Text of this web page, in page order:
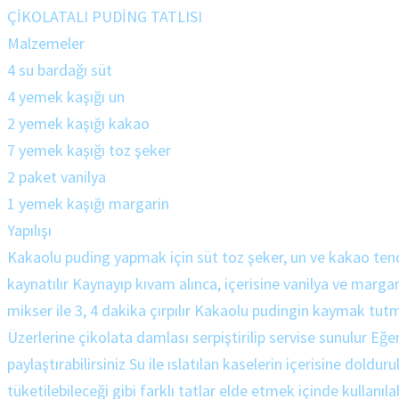
ÇİKOLATALI PUDİNG TATLISI
Malzemeler
4 su bardağı süt
4 yemek kaşığı un
2 yemek kaşığı kakao
7 yemek kaşığı toz şeker
2 paket vanilya
1 yemek kaşığı margarin
Yapılışı
Kakaolu puding yapmak için süt toz şeker, un ve kakao
kaynatılır Kaynayıp kıvam alınca, içerisine vanilya ve
mikser ile 3, 4 dakika çırpılır Kakaolu pudingin kaymak
Üzerlerine çikolata damlası serpiştirilip servise sunulur
paylaştırabilirsiniz Su ile ıslatılan kaselerin içerisine
tüketilebileceği gibi farklı tatlar elde etmek içinde